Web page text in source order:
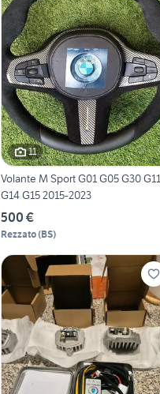
11
Volante M Sport G01 G05 G30 G11
G14 G15 2015-2023
500 €
Rezzato(BS)